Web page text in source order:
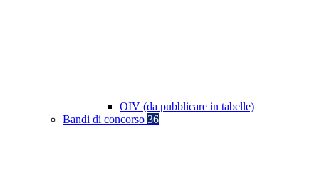
OIV (da pubblicare in tabelle)
Bandi di concorso 36